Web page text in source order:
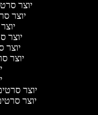
יוצר
יוצר
יוצר
יוצר
יוצר
יוצר
יוצר